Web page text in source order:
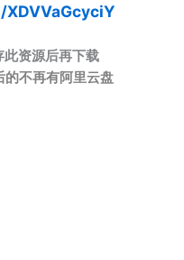
此资源后再下载
不再有阿里云盘